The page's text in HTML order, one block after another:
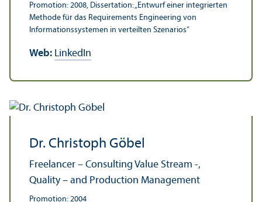
Promotion: 2008, Dissertation: „Entwurf einer integrierten
Methode für das Requirements Engineering von
Informations­systemen in verteilten Szenarios“
Web: LinkedIn
Dr. Christoph Göbel
Freelancer – Consulting Value Stream -,
Quality – and Production Management
Promotion: 2004